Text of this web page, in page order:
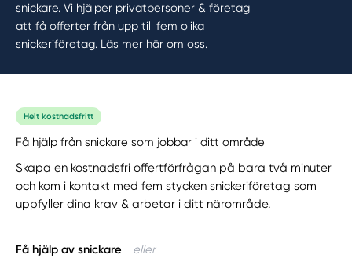
snickare. Vi hjälper privatpersoner & företag
att få offerter från upp till fem olika
snickeriföretag. Läs mer här om oss.
Helt kostnadsfritt
Få hjälp från snickare som jobbar i ditt område
Skapa en kostnadsfri offertförfrågan på bara två minuter
och kom i kontakt med fem stycken snickeriföretag som
uppfyller dina krav & arbetar i ditt närområde.
Få hjälp av snickare eller